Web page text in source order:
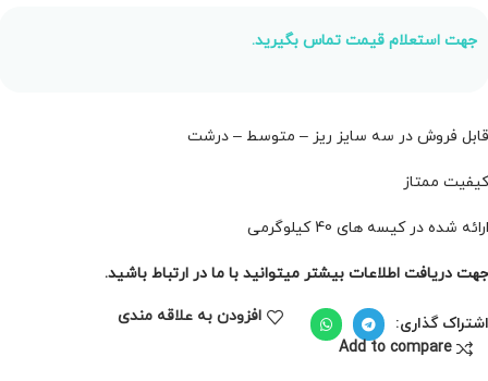
جهت استعلام قیمت تماس بگیرید.
فروش در سه سایز ریز – متوسط – درشت
ممتاز
شده در کیسه های 40 کیلوگرمی
دریافت اطلاعات بیشتر میتوانید با ما در ارتباط باشید.
گذاری:
افزودن به علاقه مندی
Add to compare